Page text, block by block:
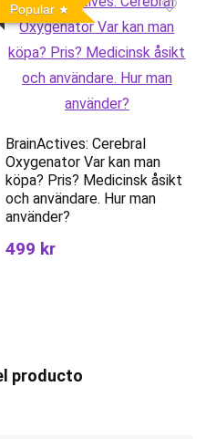
Popular
BrainActives: Cerebral
Oxygenator Var kan man
köpa? Pris? Medicinsk åsikt
och användare. Hur man
använder?
499 kr
producto